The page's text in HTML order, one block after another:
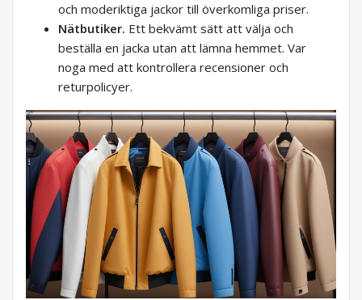
och moderiktiga jackor till överkomliga priser.
Nätbutiker. Ett bekvämt sätt att välja och
beställa en jacka utan att lämna hemmet. Var
noga med att kontrollera recensioner och
returpolicyer.